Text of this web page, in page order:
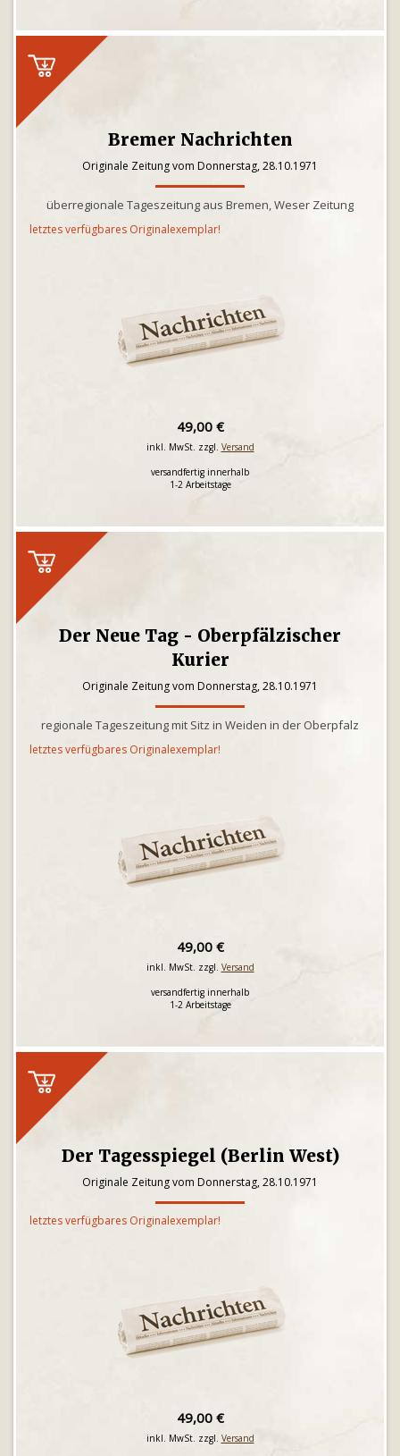
Bremer Nachrichten
Originale Zeitung vom Donnerstag, 28.10.1971
überregionale Tageszeitung aus Bremen, Weser Zeitung
letztes verfügbares Originalexemplar!
49,00 €
inkl. MwSt. zzgl. Versand
versandfertig innerhalb
1-2 Arbeitstage
Der Neue Tag - Oberpfälzischer
Kurier
Originale Zeitung vom Donnerstag, 28.10.1971
regionale Tageszeitung mit Sitz in Weiden in der Oberpfalz
letztes verfügbares Originalexemplar!
49,00 €
inkl. MwSt. zzgl. Versand
versandfertig innerhalb
1-2 Arbeitstage
Der Tagesspiegel (Berlin West)
Originale Zeitung vom Donnerstag, 28.10.1971
letztes verfügbares Originalexemplar!
49,00 €
inkl. MwSt. zzgl. Versand